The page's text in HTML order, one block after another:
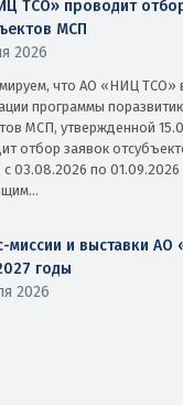
ТСО» проводит
МСП
2026
что АО «НИЦ ТСО»
программы
МСП, утвержденной
отбор заявок
03.08.2026 по 01.09.2026
миссии и выставки АО
годы
2026